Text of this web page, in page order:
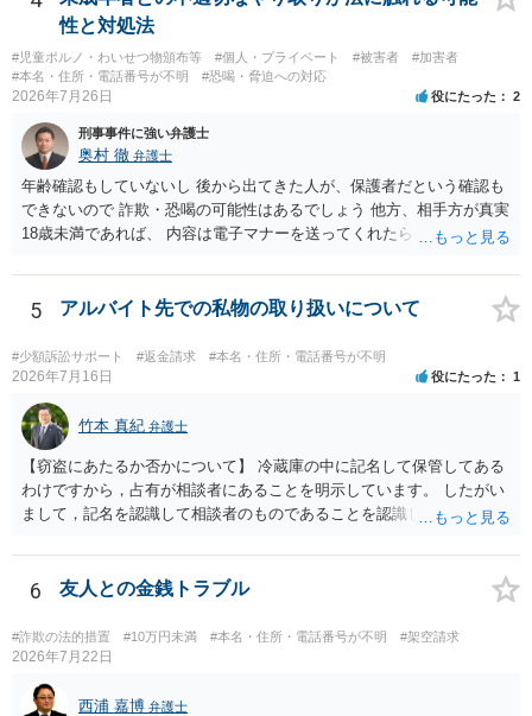
性と対処法
#児童ポルノ・わいせつ物頒布等 #個人・プライベート #被害者
#加害者
#本名・住所・電話番号が不明
#恐喝・脅迫への対応
2026年7月26日 役にたった 2
刑事事件に強い弁護士
奥村 徹 弁護士
年齢確認もしていないし 後から出てきた人が、保護者だという確認も
できないので 詐欺・恐喝の可能性はあるでしょう 他方、相手方が真実
18歳未満であれば、 内容は電子マナーを送ってくれたら自慰行為など
画の尺は10分ほど、服を着たままで胸を触って欲しい、などの要望を
して、要求された金額(1000円程度)の電子マネーを送信してしまいま
した。 そこから、撮影するまで暇なので顔の雰囲気の写真を交換して
欲しい、住んでいる都道府県と区を教えてと言われたので教えたりと
言ったやり取りをしていました。 というやりとりは、青少年条例違反
（わいせつ行為）の疑いがあります。18歳未満と知らなくても処罰可
能です。
5 アルバイト先での私物の取り扱いについて
#少額訴訟サポート #返金請求 #本名・住所・電話番号が不明
2026年7月16日 役にたった 1
竹本 真紀 弁護士
【窃盗にあたるか否かについて】 冷蔵庫の中に記名して保管してある
わけですから，占有が相談者にあることを明示しています。 したがい
まして，記名を認識して相談者のものであることを認識していながら
盗罪が成立します。 しかし，窃盗罪は，故意犯です。 過失犯の場合に
は，窃盗罪は成立しません。処罰規定がないからです。 おそらく，持
ち出した方は，相談者の記名に気づかず，自分のものと間違えて持ち
出してしまったのでしょう。 残っているのが無記名（つまり，自分の
物に記名していない）のようですから，記名を気にしていない方だと
思います。 この場合は，過失にすぎませんから，窃盗罪は成立せず，
刑事的処罰を求めることはできません。 【弁償してもらうことは可能
6 友人との金銭トラブル
#詐欺の法的措置 #10万円未満 #本名・住所・電話番号が不明 #架空請求
2026年7月22日
西浦 嘉博 弁護士